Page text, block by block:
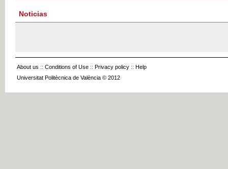
Noticias
About us :: Conditions of Use :: Privacy policy :: Help
Universitat Politècnica de València © 2012